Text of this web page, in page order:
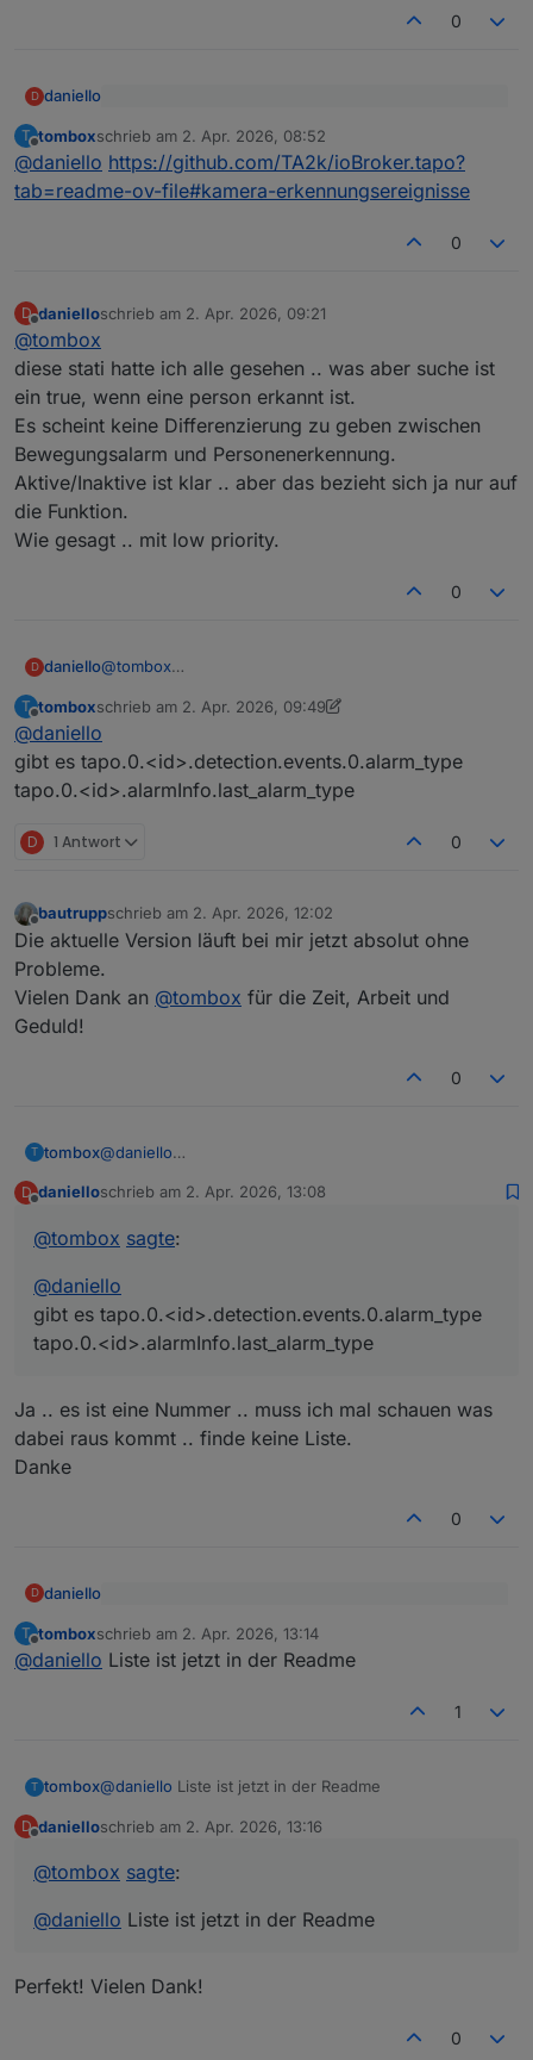
0
D daniello
@daniellosollte es in der GitHub version geben
Bitte testen ob es geht
Würdest Du mir sagen auf welches Objekt ich genau
achten soll? für einen Personenerkennungsalarm?
T
Offline
tomboxschrieb am 2. Apr. 2026, 08:52
zuletzt editiert von
@daniello https://github.com/TA2k/ioBroker.tapo?
tab=readme-ov-file#kamera-erkennungsereignisse
0
D
Offline
danielloschrieb am 2. Apr. 2026, 09:21
zuletzt editiert von
@tombox
diese stati hatte ich alle gesehen .. was aber suche ist
ein true, wenn eine person erkannt ist.
Es scheint keine Differenzierung zu geben zwischen
Bewegungsalarm und Personenerkennung.
Aktive/Inaktive ist klar .. aber das bezieht sich ja nur auf
die Funktion.
Wie gesagt .. mit low priority.
0
D daniello@tombox
ein true, wenn eine person erkannt ist.
Bewegungsalarm und Personenerkennung.
Aktive/Inaktive ist klar .. aber das bezieht sich ja nur
auf die Funktion.
T
Offline
tomboxschrieb am 2. Apr. 2026, 09:49
zuletzt editiert von tombox4. Feb. 2026, 11:50
@daniello
gibt es tapo.0.<id>.detection.events.0.alarm_type
tapo.0.<id>.alarmInfo.last_alarm_type
D 1 Antwort 0
Offline
bautruppschrieb am 2. Apr. 2026, 12:02
zuletzt editiert von
Die aktuelle Version läuft bei mir jetzt absolut ohne
Probleme.
Vielen Dank an @tombox für die Zeit, Arbeit und
Geduld!
0
T tombox@daniello
tapo.0.<id>.alarmInfo.last_alarm_type
D danielloschrieb am 2. Apr. 2026, 13:08
zuletzt editiert von
@tombox sagte:
@daniello
gibt es tapo.0.<id>.detection.events.0.alarm_type
tapo.0.<id>.alarmInfo.last_alarm_type
Ja .. es ist eine Nummer .. muss ich mal schauen was
dabei raus kommt .. finde keine Liste.
Danke
0
D daniello
@daniello
gibt es tapo.0.<id>.detection.events.0.alarm_type
Ja .. es ist eine Nummer .. muss ich mal schauen was
dabei raus kommt .. finde keine Liste.
T
Offline
tomboxschrieb am 2. Apr. 2026, 13:14
zuletzt editiert von
@daniello Liste ist jetzt in der Readme
1
T tombox@daniello Liste ist jetzt in der Readme
D danielloschrieb am 2. Apr. 2026, 13:16
zuletzt editiert von
@tombox sagte:
@daniello Liste ist jetzt in der Readme
Perfekt! Vielen Dank!
0